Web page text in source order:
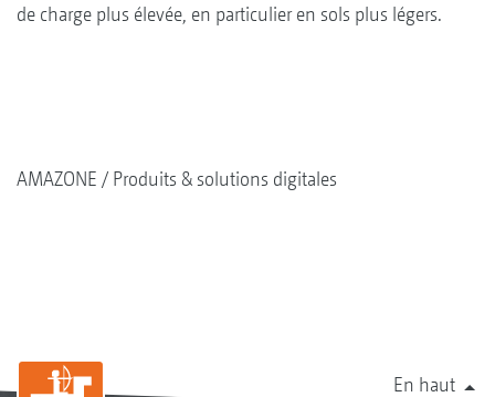
de charge plus élevée, en particulier en sols plus légers.
AMAZONE Produits & solutions digitales
En haut